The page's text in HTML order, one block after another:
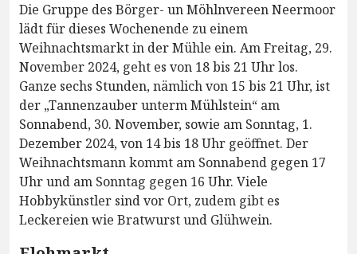
Die Gruppe des Börger- un Möhlnvereen Neermoor
lädt für dieses Wochenende zu einem
Weihnachtsmarkt in der Mühle ein. Am Freitag, 29.
November 2024, geht es von 18 bis 21 Uhr los.
Ganze sechs Stunden, nämlich von 15 bis 21 Uhr, ist
der „Tannenzauber unterm Mühlstein“ am
Sonnabend, 30. November, sowie am Sonntag, 1.
Dezember 2024, von 14 bis 18 Uhr geöffnet. Der
Weihnachtsmann kommt am Sonnabend gegen 17
Uhr und am Sonntag gegen 16 Uhr. Viele
Hobbykünstler sind vor Ort, zudem gibt es
Leckereien wie Bratwurst und Glühwein.